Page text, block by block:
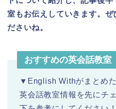
室もお伝えしていきます。ぜ
ださいね。
おすすめの英会話教室
▼English Withがまとめ
英会話教室情報を先にチ